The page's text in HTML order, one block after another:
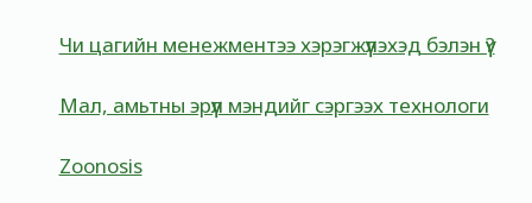
Чи цагийн менежментээ хэрэгжүүлэхэд бэлэн үү?
Мал, амьтны эрүүл мэндийг сэргээх технологи
Zoonosis